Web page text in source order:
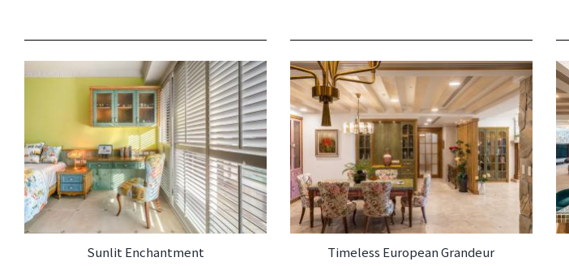
Sunlit Enchantment Timeless European Grandeur